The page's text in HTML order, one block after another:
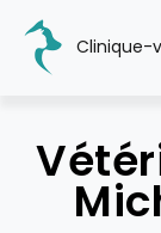
Clinique-